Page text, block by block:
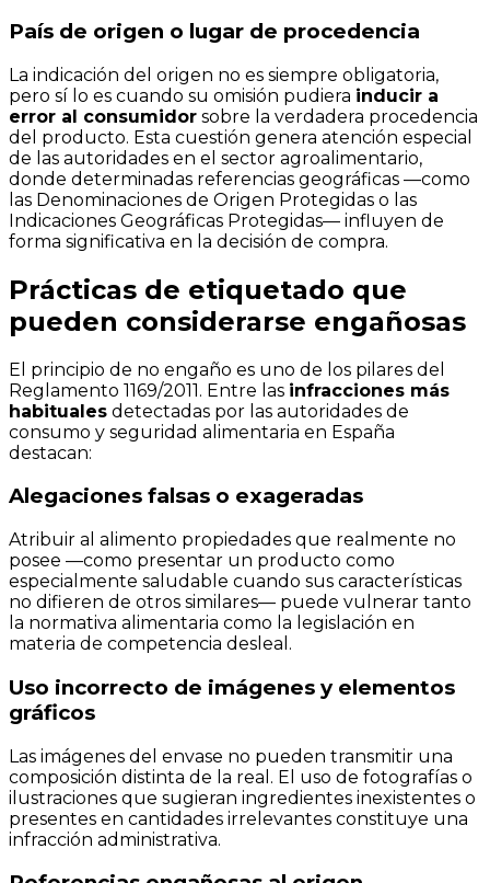
País de origen o lugar de procedencia
La indicación del origen no es siempre obligatoria,
pero sí lo es cuando su omisión pudiera inducir a
error al consumidor sobre la verdadera procedencia
del producto. Esta cuestión genera atención especial
de las autoridades en el sector agroalimentario,
donde determinadas referencias geográficas —como
las Denominaciones de Origen Protegidas o las
Indicaciones Geográficas Protegidas— influyen de
forma significativa en la decisión de compra.
Prácticas de etiquetado que
pueden considerarse engañosas
El principio de no engaño es uno de los pilares del
Reglamento 1169/2011. Entre las infracciones más
habituales detectadas por las autoridades de
consumo y seguridad alimentaria en España
destacan:
Alegaciones falsas o exageradas
Atribuir al alimento propiedades que realmente no
posee —como presentar un producto como
especialmente saludable cuando sus características
no difieren de otros similares— puede vulnerar tanto
la normativa alimentaria como la legislación en
materia de competencia desleal.
Uso incorrecto de imágenes y elementos
gráficos
Las imágenes del envase no pueden transmitir una
composición distinta de la real. El uso de fotografías o
ilustraciones que sugieran ingredientes inexistentes o
presentes en cantidades irrelevantes constituye una
infracción administrativa.